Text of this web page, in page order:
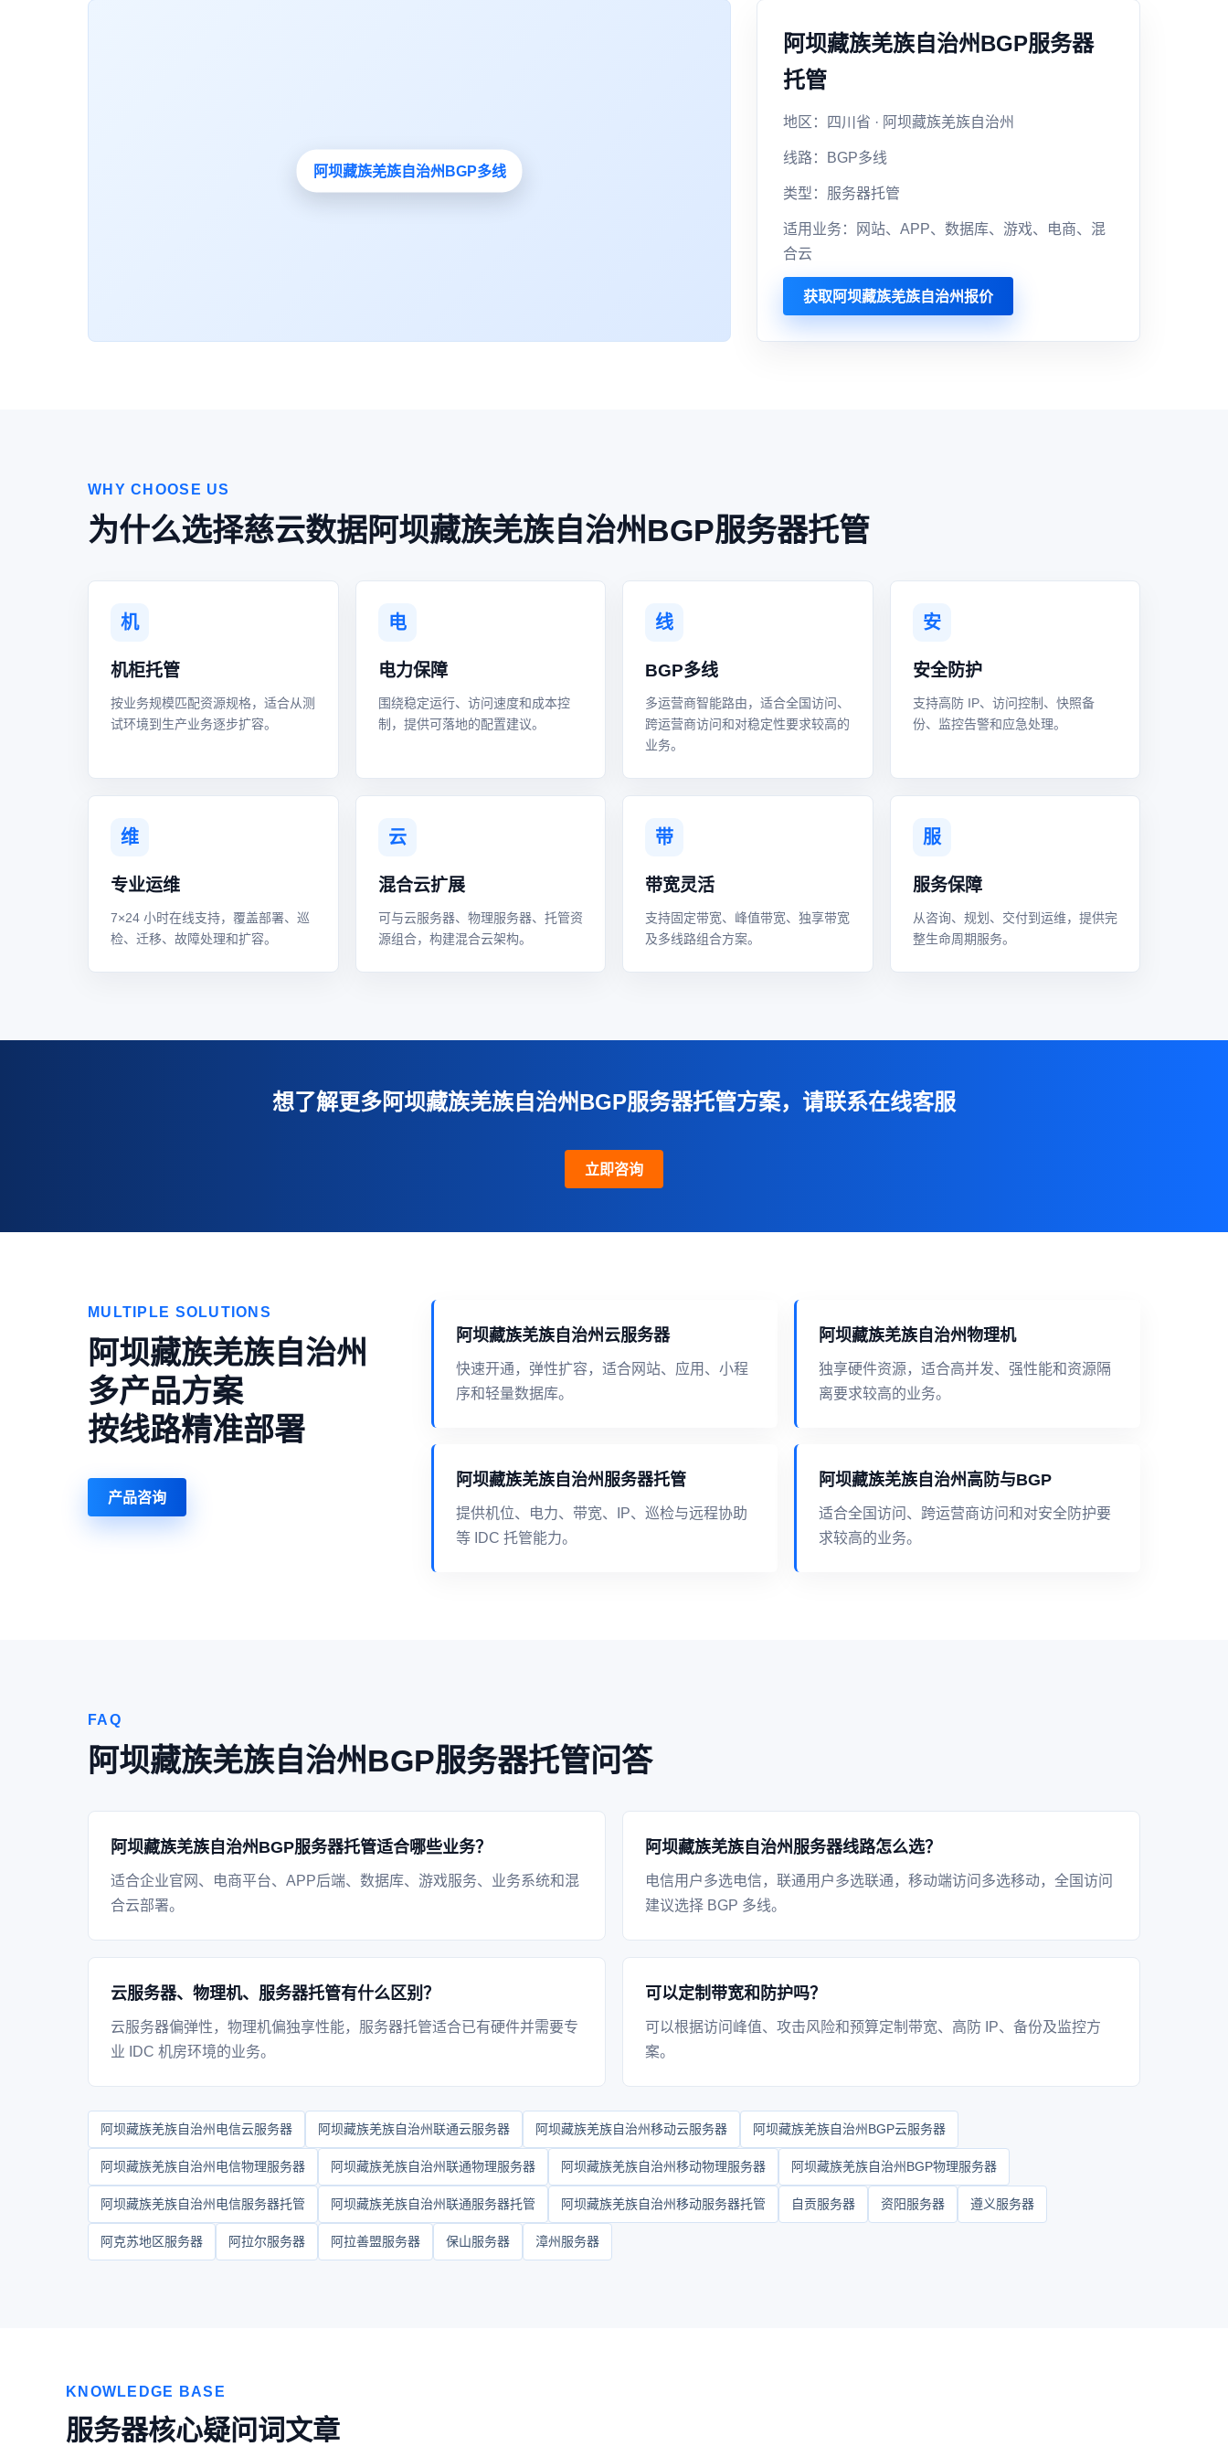
阿坝藏族羌族自治州BGP服务器
托管
地区：四川省 · 阿坝藏族羌族自治州
线路：BGP多线
类型：服务器托管
适用业务：网站、APP、数据库、游戏、电商、混
合云
获取阿坝藏族羌族自治州报价
WHY CHOOSE US
为什么选择慈云数据阿坝藏族羌族自治州BGP服务器托管
机
机柜托管
按业务规模匹配资源规格，适合从测
试环境到生产业务逐步扩容。
电
电力保障
围绕稳定运行、访问速度和成本控
制，提供可落地的配置建议。
线
BGP多线
多运营商智能路由，适合全国访问、
跨运营商访问和对稳定性要求较高的
业务。
安
安全防护
支持高防 IP、访问控制、快照备
份、监控告警和应急处理。
维
专业运维
7×24 小时在线支持，覆盖部署、巡
检、迁移、故障处理和扩容。
云
混合云扩展
可与云服务器、物理服务器、托管资
源组合，构建混合云架构。
带
带宽灵活
支持固定带宽、峰值带宽、独享带宽
及多线路组合方案。
服
服务保障
从咨询、规划、交付到运维，提供完
整生命周期服务。
想了解更多阿坝藏族羌族自治州BGP服务器托管方案，请联系在线客服
立即咨询
MULTIPLE SOLUTIONS
阿坝藏族羌族自治州
多产品方案
按线路精准部署
产品咨询
阿坝藏族羌族自治州云服务器
快速开通，弹性扩容，适合网站、应用、小程
序和轻量数据库。
阿坝藏族羌族自治州物理机
独享硬件资源，适合高并发、强性能和资源隔
离要求较高的业务。
阿坝藏族羌族自治州服务器托管
提供机位、电力、带宽、IP、巡检与远程协助
等 IDC 托管能力。
阿坝藏族羌族自治州高防与BGP
适合全国访问、跨运营商访问和对安全防护要
求较高的业务。
FAQ
阿坝藏族羌族自治州BGP服务器托管问答
阿坝藏族羌族自治州BGP服务器托管适合哪些业务？
适合企业官网、电商平台、APP后端、数据库、游戏服务、业务系统和混
合云部署。
阿坝藏族羌族自治州服务器线路怎么选？
电信用户多选电信，联通用户多选联通，移动端访问多选移动，全国访问
建议选择 BGP 多线。
云服务器、物理机、服务器托管有什么区别？
云服务器偏弹性，物理机偏独享性能，服务器托管适合已有硬件并需要专
业 IDC 机房环境的业务。
可以定制带宽和防护吗？
可以根据访问峰值、攻击风险和预算定制带宽、高防 IP、备份及监控方
案。
阿坝藏族羌族自治州电信云服务器 阿坝藏族羌族自治州联通云服务器 阿坝藏族羌族自治州移动云服务器 阿坝藏族羌族自治州BGP云服务器
阿坝藏族羌族自治州电信物理服务器 阿坝藏族羌族自治州联通物理服务器 阿坝藏族羌族自治州移动物理服务器 阿坝藏族羌族自治州BGP物理服务器
阿坝藏族羌族自治州电信服务器托管 阿坝藏族羌族自治州联通服务器托管 阿坝藏族羌族自治州移动服务器托管 自贡服务器 资阳服务器 遵义服务器
阿克苏地区服务器 阿拉尔服务器 阿拉善盟服务器 保山服务器 漳州服务器
KNOWLEDGE BASE
服务器核心疑问词文章